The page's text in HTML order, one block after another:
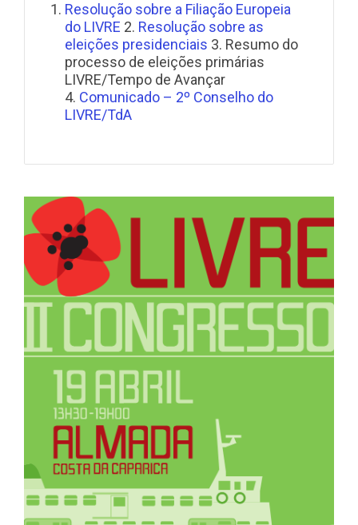
Resolução sobre a Filiação Europeia
do LIVRE 2. Resolução sobre as
eleições presidenciais 3. Resumo do
processo de eleições primárias
LIVRE/Tempo de Avançar
4. Comunicado – 2º Conselho do
LIVRE/TdA